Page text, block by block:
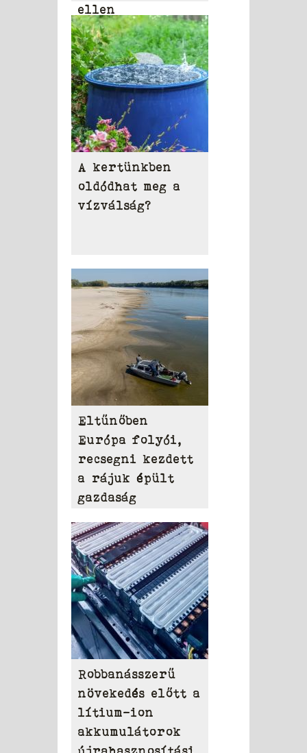
ellen
A kertünkben
oldódhat meg a
vízválság?
Eltűnőben
Európa folyói,
recsegni kezdett
a rájuk épült
gazdaság
Robbanásszerű
növekedés előtt a
lítium-ion
akkumulátorok